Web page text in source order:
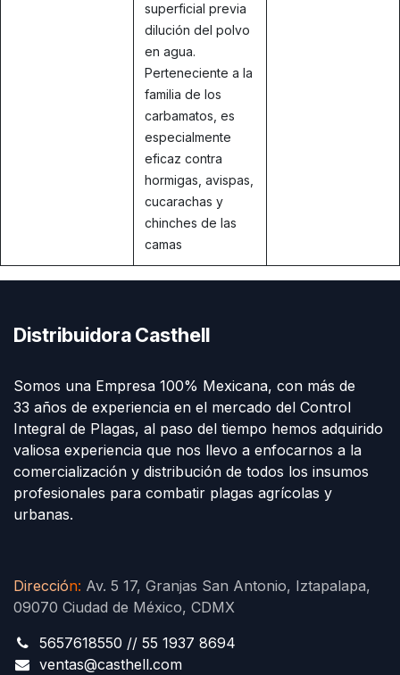
superficial previa
dilución del polvo
en agua.
Perteneciente a la
familia de los
carbamatos, es
especialmente
eficaz contra
hormigas, avispas,
cucarachas y
chinches de las
camas
Distribuidora Casthell
Somos una Empresa 100% Mexicana, con más de
33 años de experiencia en el mercado del Control
Integral de Plagas, al paso del tiempo hemos adquirido
valiosa experiencia que nos llevo a enfocarnos a la
comercialización y distribución de todos los insumos
profesionales para combatir plagas agrícolas y
urbanas.
Dirección: Av. 5 17, Granjas San Antonio, Iztapalapa,
09070 Ciudad de México, CDMX
5657618550 // 55 1937 8694
ventas@casthell.com